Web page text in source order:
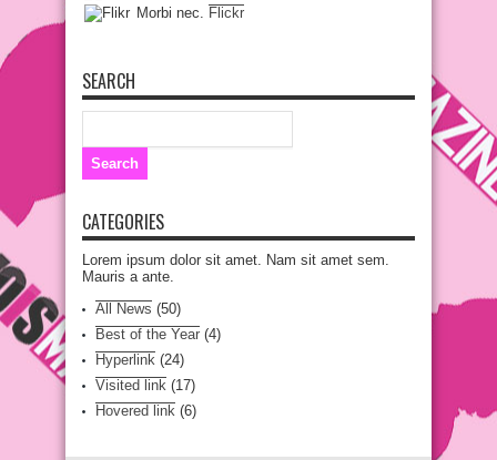
Morbi nec. Flickr
SEARCH
CATEGORIES
Lorem ipsum dolor sit amet. Nam sit amet sem.
Mauris a ante.
All News (50)
Best of the Year (4)
Hyperlink (24)
Visited link (17)
Hovered link (6)